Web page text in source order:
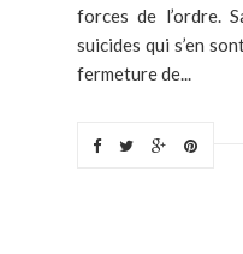
forces de l’ordre.
suicides qui s’en
fermeture de...